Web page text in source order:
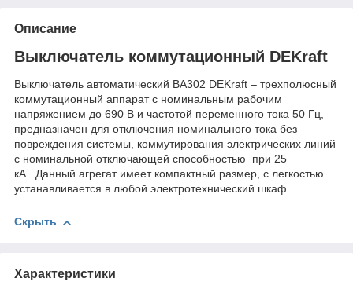
Описание
Выключатель коммутационный DEKraft
Выключатель автоматический ВА302 DEKraft – трехполюсный
коммутационный аппарат с номинальным рабочим
напряжением до 690 В и частотой переменного тока 50 Гц,
предназначен для отключения номинального тока без
повреждения системы, коммутирования электрических линий
с номинальной отключающей способностью при 25
кА. Данный агрегат имеет компактный размер, с легкостью
устанавливается в любой электротехнический шкаф.
Скрыть
Характеристики